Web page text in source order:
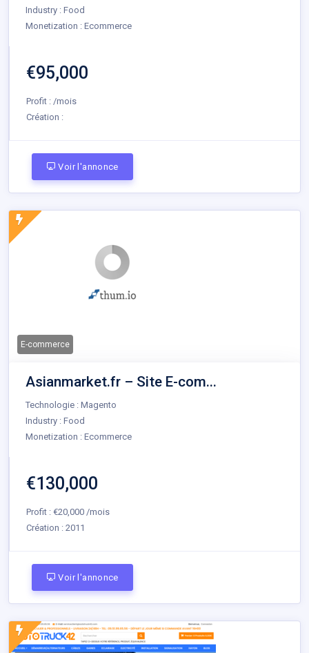
Industry : Food
Monetization : Ecommerce
€95,000
Profit : /mois
Création :
Voir l'annonce
E-commerce
Asianmarket.fr – Site E-com...
Technologie : Magento
Industry : Food
Monetization : Ecommerce
€130,000
Profit : €20,000 /mois
Création : 2011
Voir l'annonce